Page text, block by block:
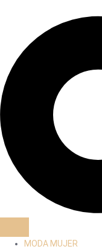
MODA MUJER